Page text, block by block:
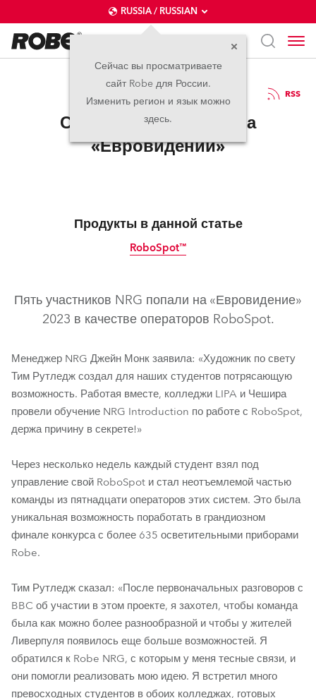
RUSSIA / RUSSIAN
Сейчас вы просматриваете
сайт Robe для России.
Изменить регион и язык можно
здесь.
18.05.2023 RSS
Студенты Robe NRG на
«Евровидении»
Продукты в данной статье
RoboSpot™
RoboSpot™
Пять участников NRG попали на «Евровидение»
2023 в качестве операторов RoboSpot.
Менеджер NRG Джейн Монк заявила: «Художник по свету
Тим Рутледж создал для наших студентов потрясающую
возможность. Работая вместе, колледжи LIPA и Чешира
провели обучение NRG Introduction по работе с RoboSpot,
держа причину в секрете!»
Через несколько недель каждый студент взял под
управление свой RoboSpot и стал неотъемлемой частью
команды из пятнадцати операторов этих систем. Это была
уникальная возможность поработать в грандиозном
финале конкурса с более 635 осветительными приборами
Robe.
Тим Рутледж сказал: «После первоначальных разговоров с
BBC об участии в этом проекте, я захотел, чтобы команда
была как можно более разнообразной и чтобы у жителей
Ливерпуля появилось еще больше возможностей. Я
обратился к Robe NRG, с которым у меня тесные связи, и
они помогли реализовать мою идею. Я встретил много
превосходных студентов в обоих колледжах, готовых